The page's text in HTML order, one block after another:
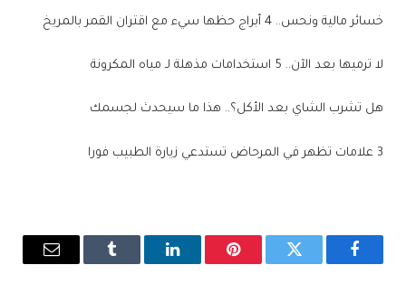
خسائر مالية ونحس.. 4 أبراج حظها سيء مع اقتران القمر بالمريخ
لا ترميها بعد الآن.. 5 استخدامات مذهلة لـ مياه المكرونة
هل تشرب الشاي بعد الأكل؟.. هذا ما سيحدث لجسمك
3 علامات تظهر في المرحاض تستدعي زيارة الطبيب فورا
فيسبوك تويتر بينتيريستلينكدإن Tumblr
البريد